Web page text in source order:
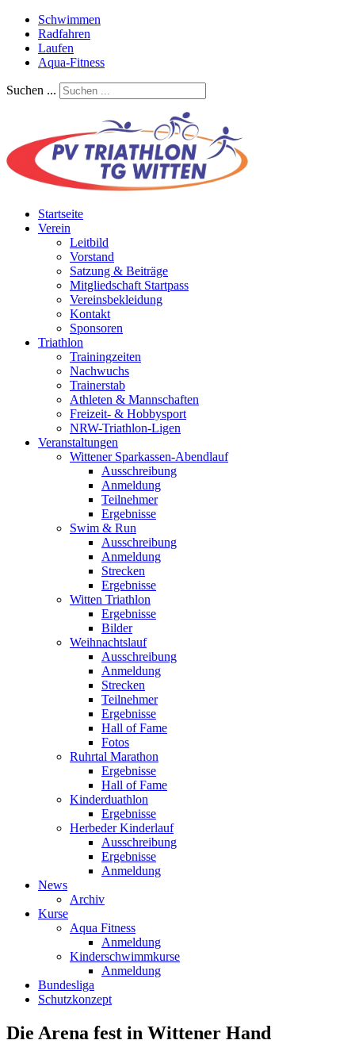
Schwimmen
Radfahren
Laufen
Aqua-Fitness
Suchen ...
Startseite
Verein
Leitbild
Vorstand
Satzung & Beiträge
Mitgliedschaft Startpass
Vereinsbekleidung
Kontakt
Sponsoren
Triathlon
Trainingzeiten
Nachwuchs
Trainerstab
Athleten & Mannschaften
Freizeit- & Hobbysport
NRW-Triathlon-Ligen
Veranstaltungen
Wittener Sparkassen-Abendlauf
Ausschreibung
Anmeldung
Teilnehmer
Ergebnisse
Swim & Run
Ausschreibung
Anmeldung
Strecken
Ergebnisse
Witten Triathlon
Ergebnisse
Bilder
Weihnachtslauf
Ausschreibung
Anmeldung
Strecken
Teilnehmer
Ergebnisse
Hall of Fame
Fotos
Ruhrtal Marathon
Ergebnisse
Hall of Fame
Kinderduathlon
Ergebnisse
Herbeder Kinderlauf
Ausschreibung
Ergebnisse
Anmeldung
News
Archiv
Kurse
Aqua Fitness
Anmeldung
Kinderschwimmkurse
Anmeldung
Bundesliga
Schutzkonzept
Die Arena fest in Wittener Hand